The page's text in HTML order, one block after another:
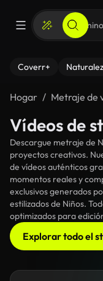
Coverr+
Hogar Metraje de
Vídeos de
Descargue metraje de
proyectos creativos.
de vídeos auténticos
momentos reales y
exclusivos generados
estilizados de Niños.
optimizados para
Explorar todo el